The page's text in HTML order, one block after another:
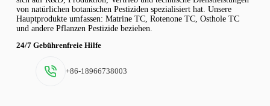
von natürlichen botanischen Pestiziden spezialisiert hat. Unsere
Hauptprodukte umfassen: Matrine TC, Rotenone TC, Osthole TC
und andere Pflanzen Pestizide beziehen.
24/7 Gebührenfreie Hilfe
+86-18966738003